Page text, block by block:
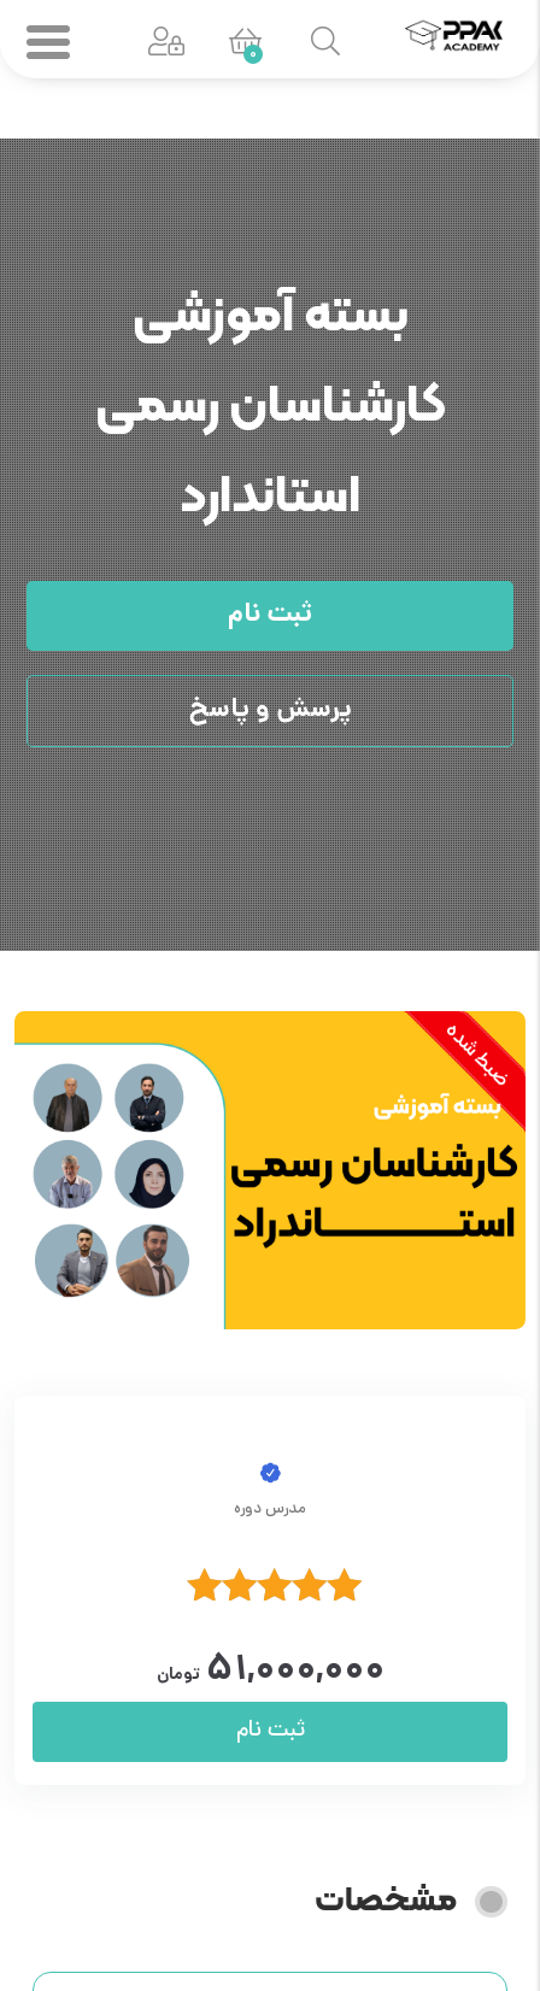
0
بسته آموزشی
کارشناسان رسمی
استاندارد
ثبت نام
پرسش و پاسخ
مدرس دوره
از 5
۵۱,۰۰۰,۰۰۰ تومان
ثبت نام
مشخصات